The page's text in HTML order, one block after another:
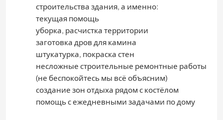
строительства здания, а именно:
текущая помощь
уборка, расчистка территории
заготовка дров для камина
штукатурка, покраска стен
несложные строительные ремонтные работы
(не беспокойтесь мы всё объясним)
создание зон отдыха рядом с костёлом
помощь с ежедневными задачами по дому